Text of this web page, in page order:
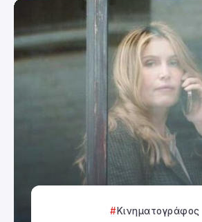
Κινηματογράφος